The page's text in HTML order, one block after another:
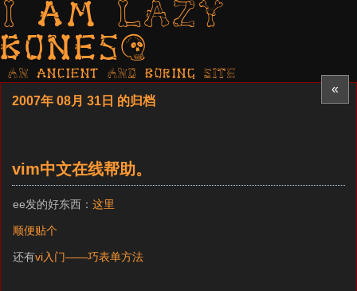
I am LAZY
bones?
AN ancient AND boring SITE
«
2007年 08月 31日 的归档
vim中文在线帮助。
ee发的好东西：这里
顺便贴个
还有vi入门——巧表单方法